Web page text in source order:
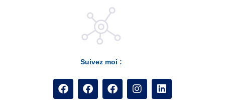
Suivez moi :
F
a
c
F
a
c
F
a
c
I
n
s
L
i
n